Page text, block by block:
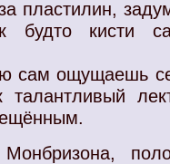
пластилин,
будто кисти
сам ощущаешь
талантливый